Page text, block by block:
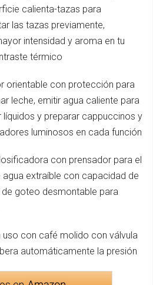
calienta-tazas para
las tazas previamente,
intensidad y aroma en tu
térmico
orientable con protección para
leche, emitir agua caliente para
líquidos y preparar cappuccinos y
luminosos en cada función
con prensador para el
extraíble con capacidad de
de goteo desmontable para
uso con café molido con válvula
automáticamente la presión